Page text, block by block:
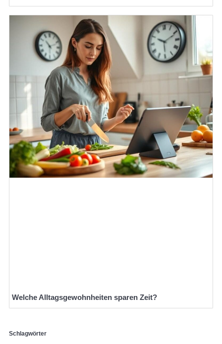
Welche Alltagsgewohnheiten sparen Zeit?
Schlagwörter